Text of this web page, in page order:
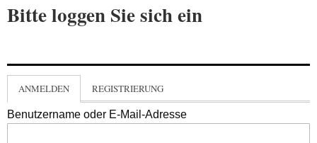
Bitte loggen Sie sich ein
ANMELDEN REGISTRIERUNG
Benutzername oder E-Mail-Adresse